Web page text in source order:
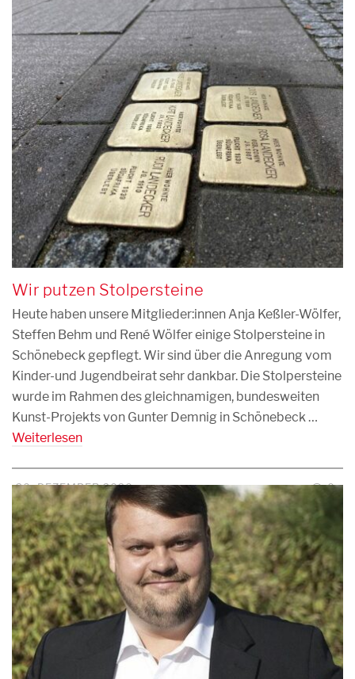
Wir putzen Stolpersteine
Heute haben unsere Mitglieder:innen Anja Keßler-Wölfer,
Steffen Behm und René Wölfer einige Stolpersteine in
Schönebeck gepflegt. Wir sind über die Anregung vom
Kinder-und Jugendbeirat sehr dankbar. Die Stolpersteine
wurde im Rahmen des gleichnamigen, bundesweiten
Kunst-Projekts von Gunter Demnig in Schönebeck …
Weiterlesen
20. DEZEMBER 2020 0